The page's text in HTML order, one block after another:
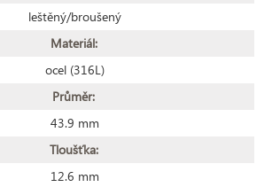
leštěný/broušený
Materiál:
ocel (316L)
Průměr:
43.9 mm
Tloušťka:
12.6 mm